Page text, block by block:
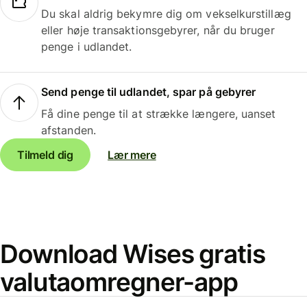
Du skal aldrig bekymre dig om vekselkurstillæg
eller høje transaktionsgebyrer, når du bruger
penge i udlandet.
Send penge til udlandet, spar på gebyrer
Få dine penge til at strække længere, uanset
afstanden.
Tilmeld dig
Lær mere
Download Wises gratis
valutaomregner-app